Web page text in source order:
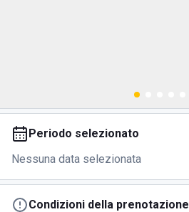
Periodo selezionato
Nessuna data selezionata
Condizioni della prenotazione